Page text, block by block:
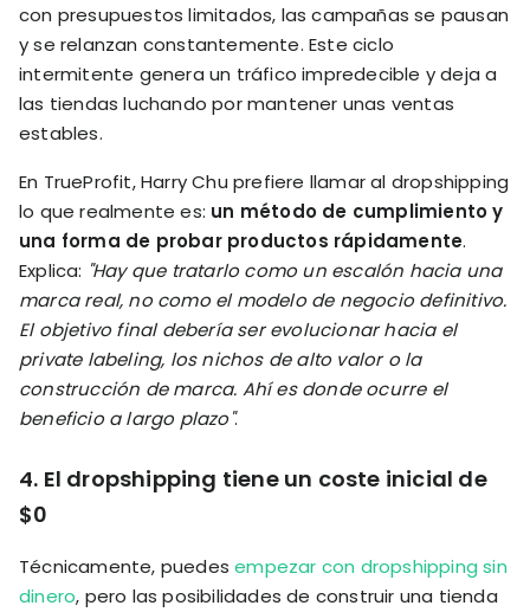
con presupuestos limitados, las campañas se pausan
y se relanzan constantemente. Este ciclo
intermitente genera un tráfico impredecible y deja a
las tiendas luchando por mantener unas ventas
estables.
En TrueProfit, Harry Chu prefiere llamar al dropshipping
lo que realmente es: un método de cumplimiento y
una forma de probar productos rápidamente.
Explica: "Hay que tratarlo como un escalón hacia una
marca real, no como el modelo de negocio definitivo.
El objetivo final debería ser evolucionar hacia el
private labeling, los nichos de alto valor o la
construcción de marca. Ahí es donde ocurre el
beneficio a largo plazo".
4. El dropshipping tiene un coste inicial de
$0
Técnicamente, puedesempezar con dropshipping sin
dinero, pero las posibilidades de construir una tienda